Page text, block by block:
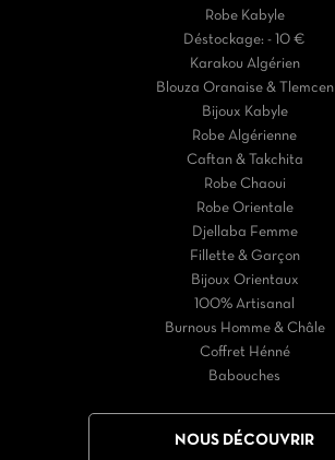
Robe Kabyle
Déstockage: - 10 €
Karakou Algérien
Blouza Oranaise & Tlemcen
Bijoux Kabyle
Robe Algérienne
Caftan & Takchita
Robe Chaoui
Robe Orientale
Djellaba Femme
Fillette & Garçon
Bijoux Orientaux
100% Artisanal
Burnous Homme & Châle
Coffret Hénné
Babouches
NOUS DÉCOUVRIR